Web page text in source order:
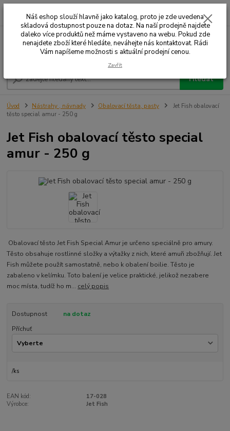
Menu
Hledat
+420 732 707 573 za
Úvod Nástrahy , návnady Obalovací těsta, pasty
Jet Fish obalovací
těsto special amur - 250 g
Jet Fish obalovací těsto special
amur - 250 g
Obalovací těsto Jet Fish Special Amur je určeno speciálně pro amury.
Těsto obsahuje rostlinné složky a výtažky z nich, které amuři zbožňují. Jet
Fish můžete použít samostatně, nebo k obalení boilie. Těsto je
zabaleno v kelímku. Toto balení je velice praktické, jelikož nezabere
moc místa, tudíž ho m... celý popis
Dostupnost
na dotaz
Příchuť
/ks
EAN kód:
17-028
Výrobce:
Jet Fish
Náš eshop slouží hlavně jako katalog, proto je zde uvedena
skladová dostupnost pouze na dotaz. Na naší prodejně najdete
daleko více produktů než máme vystaveno na webu. Pokud zde
nenajdete zboží které hledáte, neváhejte nás kontaktovat. Rádi
Vám napíšeme možnosti s aktuální prodejní cenou.
Zavřít